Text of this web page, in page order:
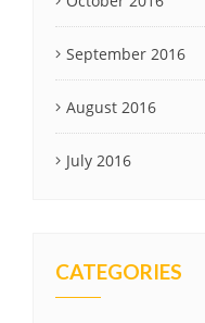
September 2016
August 2016
July 2016
CATEGORIES